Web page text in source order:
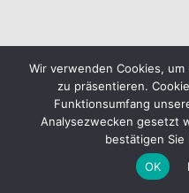
Wir verwenden Cookies,
zu präsentieren.
Funktionsumfang
Analysezwecken gesetzt
bestätigen Sie
OK